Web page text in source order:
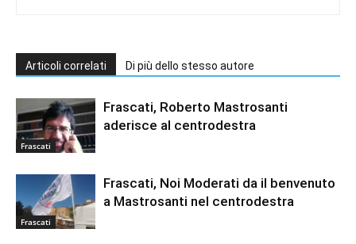
Articoli correlati Di più dello stesso autore
Frascati
Frascati, Roberto Mastrosanti
aderisce al centrodestra
Frascati
Frascati, Noi Moderati da il benvenuto
a Mastrosanti nel centrodestra